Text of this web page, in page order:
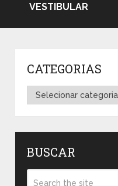
VESTIBULAR
CATEGORIAS
Categorias
BUSCAR